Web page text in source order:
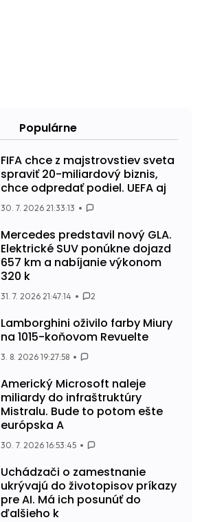
Populárne
FIFA chce z majstrovstiev sveta
spraviť 20-miliardový biznis,
chce odpredať podiel. UEFA aj
30. 7. 2026 21:33:13
Mercedes predstavil nový GLA.
Elektrické SUV ponúkne dojazd
657 km a nabíjanie výkonom
320 k
31. 7. 2026 21:47:14 2
Lamborghini oživilo farby Miury
na 1015-koňovom Revuelte
3. 8. 2026 19:27:58
Americký Microsoft naleje
miliardy do infraštruktúry
Mistralu. Bude to potom ešte
európska A
30. 7. 2026 16:53:45
Uchádzači o zamestnanie
ukrývajú do životopisov príkazy
pre AI. Má ich posunúť do
ďalšieho k